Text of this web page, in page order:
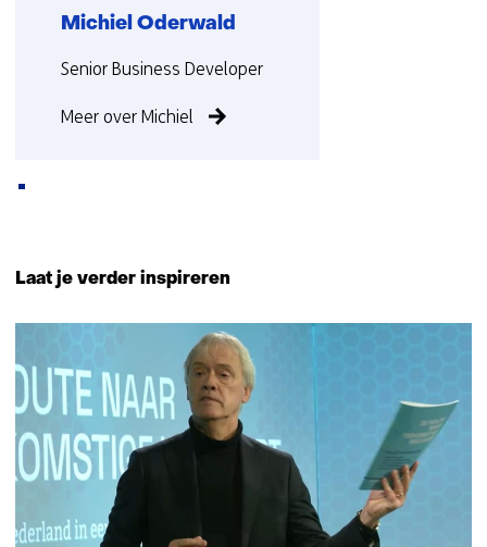
Michiel Oderwald
Functie:
Senior Business Developer
Meer over Michiel
(Neem
contact
met
ons
op)
Laat je verder inspireren
resultaten,
getoond
21
t/m